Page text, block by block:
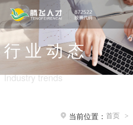
行 业 动 态
Industry trends
当前位置： 首页 >